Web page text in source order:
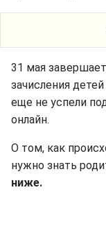
31 мая
зачисления
еще не успели
онлайн.
О том, как
нужно знать
ниже.